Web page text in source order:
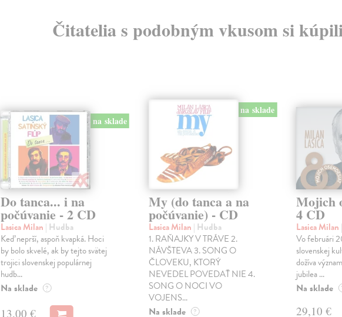
Čitatelia s podobným vkusom si
na sklade
Do tanca... i na
počúvanie - 2 CD
Lasica Milan | Hudba
Keď neprší, aspoň kvapká. Hoci
by bolo skvelé, ak by tejto svätej
trojici slovenskej populárnej
hudb...
Na sklade ?
13,00 €
na sklade
My (do tanca a na
počúvanie) - CD
Lasica Milan | Hudba
1. RAŇAJKY V TRÁVE 2.
NÁVŠTEVA 3. SONG O
ČLOVEKU, KTORÝ
NEVEDEL POVEDAŤ NIE 4.
SONG O NOCI VO
VOJENS...
Na sklade ?
Mojich
4 CD
Lasica Milan
Vo februári
slovenskej
dožíva
jubilea ...
Na sklade
29,10 €